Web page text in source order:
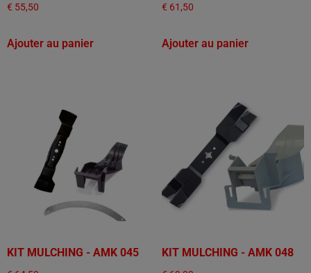
€ 55,50
Ajouter au panier
€ 61,50
Ajouter au panier
KIT MULCHING - AMK 045 KIT MULCHING - AMK 048